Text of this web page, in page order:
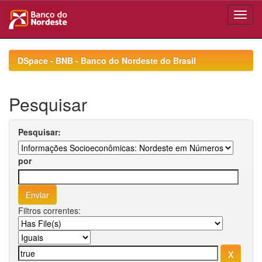
navigationDSpace - BNB - Banco do Nordeste do Brasil
Pesquisar
Pesquisar:
por
Filtros correntes: